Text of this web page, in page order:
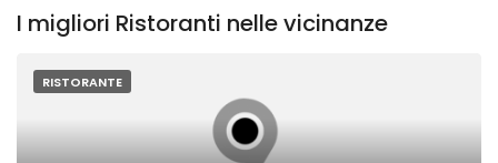
I migliori Ristoranti nelle vicinanze
RISTORANTE